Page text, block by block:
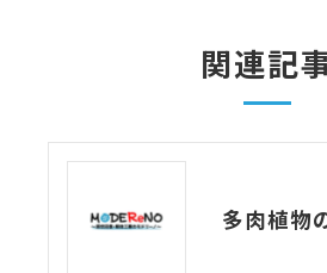
関連記
多肉植物